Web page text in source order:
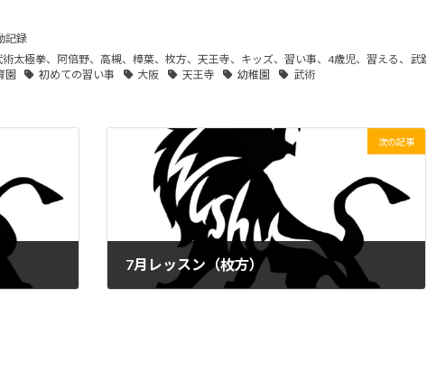
記録
太極拳、阿倍野、高槻、樟葉、枚方、天王寺、キッズ、習い事、4歳児、習える、武跳
園 初めての習い事 大阪 天王寺 幼稚園 武術
次の記事
7月レッスン（枚方）